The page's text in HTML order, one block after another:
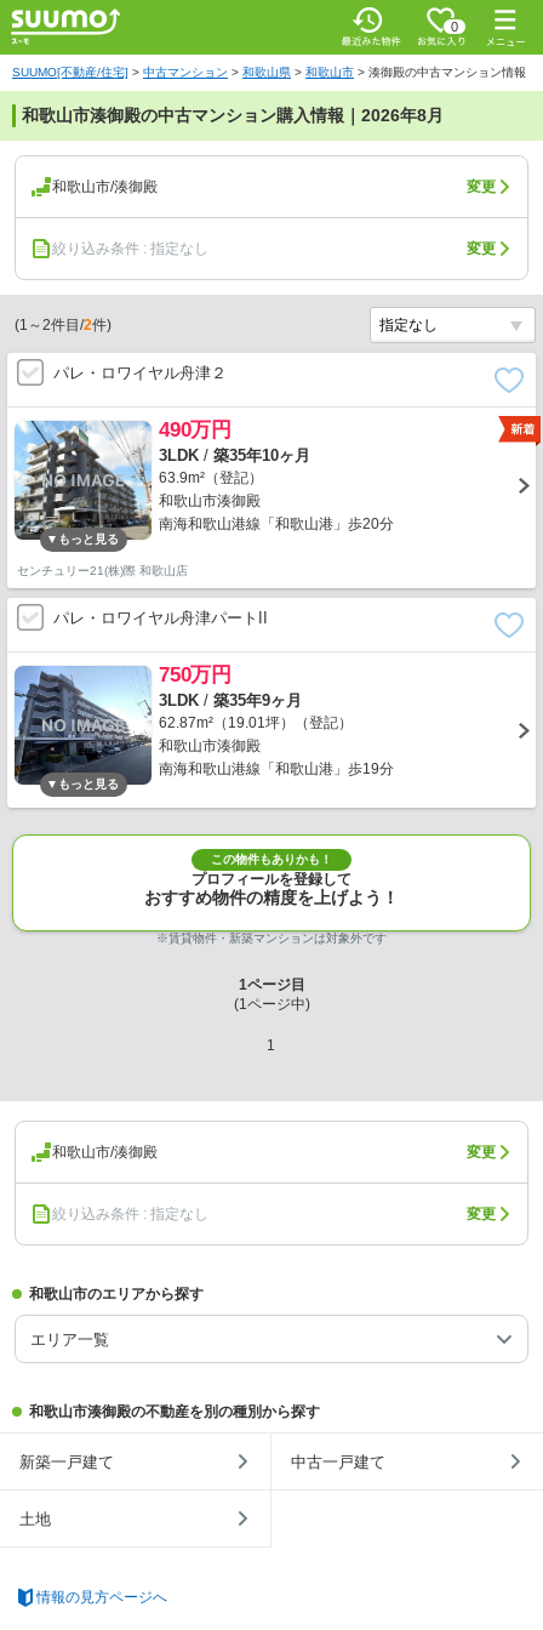
0
SUUMO[不動産/住宅] > 中古マンション > 和歌山県 > 和歌山市 > 湊御殿の中古マンション情報
和歌山市湊御殿の中古マンション購入情報｜2026年8月
和歌山市/湊御殿 変更
絞り込み条件 : 指定なし 変更
(1 ～2件目/2件)
パレ・ロワイヤル舟津２
490万円
3LDK / 築35年10ヶ月
63.9m²（登記）
和歌山市湊御殿
南海和歌山港線「和歌山港」歩20分
センチュリー21(株)際 和歌山店
パレ・ロワイヤル舟津パートII
750万円
3LDK / 築35年9ヶ月
62.87m²（19.01坪）（登記）
和歌山市湊御殿
南海和歌山港線「和歌山港」歩19分
この物件もありかも！
プロフィールを登録して
おすすめ物件の精度を上げよう！
※賃貸物件・新築マンションは対象外です
1ページ目
(1ページ中)
1
和歌山市/湊御殿 変更
絞り込み条件 : 指定なし 変更
和歌山市のエリアから探す
エリア一覧
和歌山市湊御殿の不動産を別の種別から探す
新築一戸建て 中古一戸建て
土地
情報の見方ページへ